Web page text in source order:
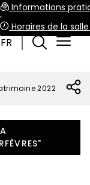
FR
Informations
Horaires de la
2022